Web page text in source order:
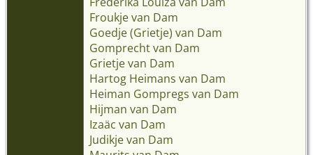
Froukje van Dam
Goedje (Grietje) van Dam
Gomprecht van Dam
Grietje van Dam
Hartog Heimans van Dam
Heiman Gompregs van Dam
Hijman van Dam
Izaäc van Dam
Judikje van Dam